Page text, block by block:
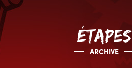
ÉTAPES
ARCHIVE